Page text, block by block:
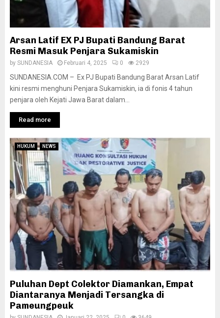
Arsan Latif EX PJ Bupati Bandung Barat
Resmi Masuk Penjara Sukamiskin
by SUNDANESIA Februari 4, 2025 0 2929
SUNDANESIA.COM – Ex PJ Bupati Bandung Barat Arsan Latif
kini resmi menghuni Penjara Sukamiskin, ia di fonis 4 tahun
penjara oleh Kejati Jawa Barat dalam...
Read more
HUKUM NEWS
Puluhan Dept Colektor Diamankan, Empat
Diantaranya Menjadi Tersangka di
Pameungpeuk